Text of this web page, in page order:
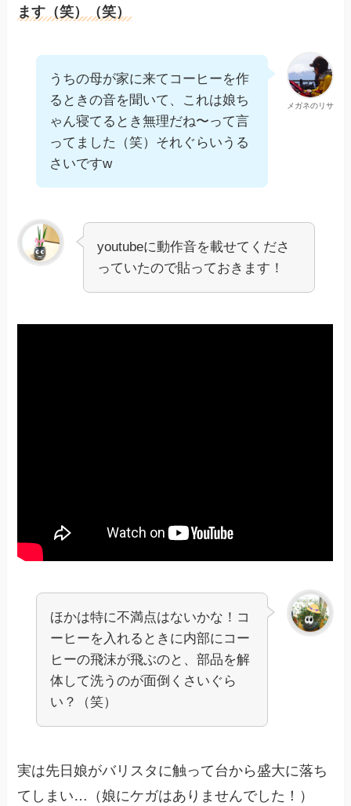
ます（笑）（笑）
メガネのリサ
うちの母が家に来てコーヒーを作
るときの音を聞いて、これは娘ち
ゃん寝てるとき無理だね〜って言
ってました（笑）それぐらいうる
さいですw
youtubeに動作音を載せてくださ
っていたので貼っておきます！
ほかは特に不満点はないかな！コ
ーヒーを入れるときに内部にコー
ヒーの飛沫が飛ぶのと、部品を解
体して洗うのが面倒くさいぐら
い？（笑）
実は先日娘がバリスタに触って台から盛大に落ち
てしまい…（娘にケガはありませんでした！）